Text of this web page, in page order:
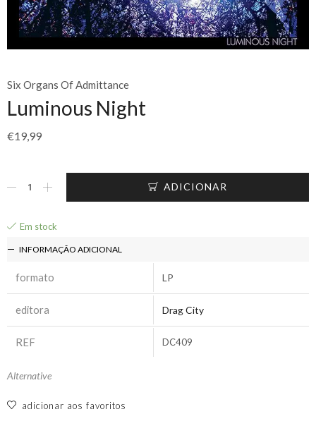
Six Organs Of Admittance
Luminous Night
€19,99
ADICIONAR
Em stock
INFORMAÇÃO ADICIONAL
formato LP
editora Drag City
REF DC409
Alternative
adicionar aos favoritos